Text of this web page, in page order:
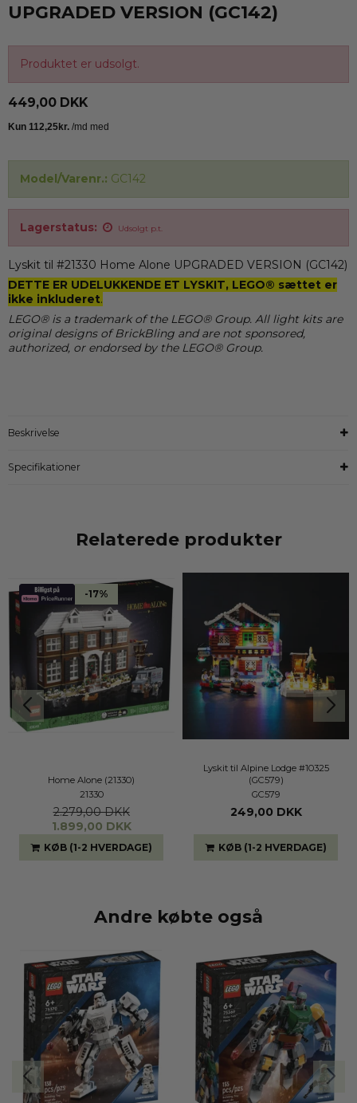
UPGRADED VERSION (GC142)
Produktet er udsolgt.
449,00 DKK
Model/Varenr.: GC142
Lagerstatus: Udsolgt p.t.
Lyskit til #21330 Home Alone UPGRADED VERSION (GC142)
DETTE ER UDELUKKENDE ET LYSKIT, LEGO® sættet er
ikke inkluderet.
LEGO® is a trademark of the LEGO® Group. All light kits are
original designs of BrickBling and are not sponsored,
authorized, or endorsed by the LEGO® Group.
Beskrivelse
Specifikationer
Relaterede produkter
-17%
Home Alone (21330)
21330
2.279,00 DKK
1.899,00 DKK
KØB (1-2 HVERDAGE)
Lyskit til Alpine Lodge #10325
(GC579)
GC579
249,00 DKK
KØB (1-2 HVERDAGE)
Andre købte også